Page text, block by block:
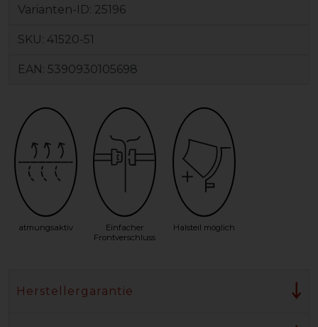
Varianten-ID: 25196
SKU: 41520-51
EAN: 5390930105698
atmungsaktiv
Einfacher
Frontverschluss
Halsteil möglich
Herstellergarantie